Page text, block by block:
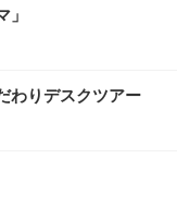
わりデスクツアー